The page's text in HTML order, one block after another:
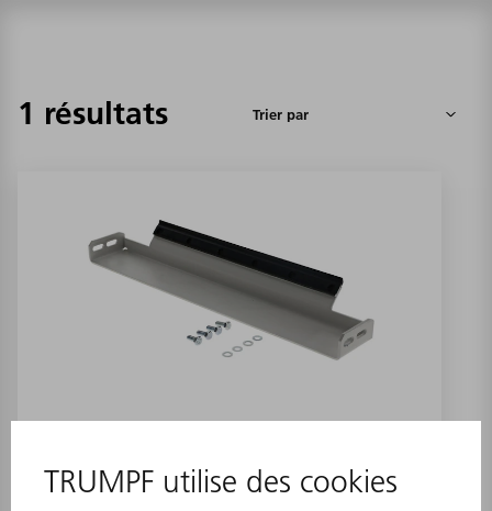
1 résultats
Kit de transformation
Abstreifvorrichtun